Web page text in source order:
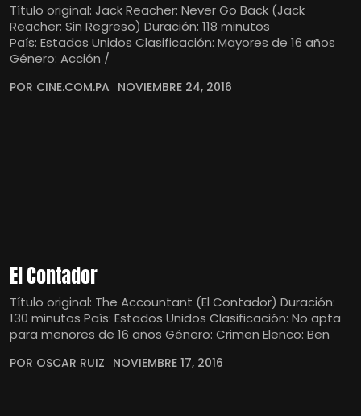
Título original: Jack Reacher: Never Go Back (Jack
Reacher: Sin Regreso) Duración: 118 minutos
País: Estados Unidos Clasificación: Mayores de 16 años
Género: Acción /
POR CINE.COM.PA NOVIEMBRE 24, 2016
El Contador
Título original: The Accountant (El Contador) Duración:
130 minutos País: Estados Unidos Clasificación: No apta
para menores de 16 años Género: Crimen Elenco: Ben
POR OSCAR RUIZ NOVIEMBRE 17, 2016